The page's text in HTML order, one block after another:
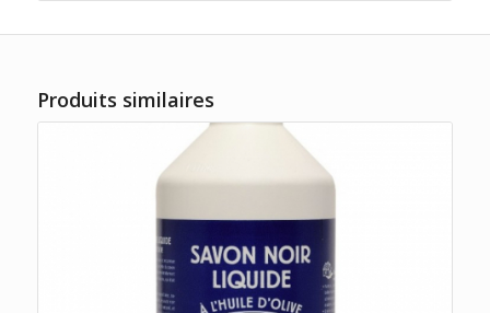
Produits similaires